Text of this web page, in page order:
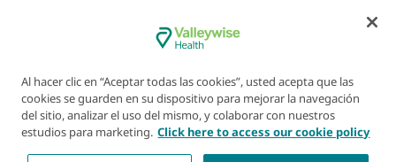
responsabilidades del paciente|Aviso de prácticas de
Aviso de Prohibición de la Discriminación
enlazados|Política de cookies|Preferencias de cookies
Al hacer clic en “Aceptar todas las cookies”, usted acepta que las
cookies se guarden en su dispositivo para mejorar la navegación
del sitio, analizar el uso del mismo, y colaborar con nuestros
estudios para marketing. Click here to access our cookie policy